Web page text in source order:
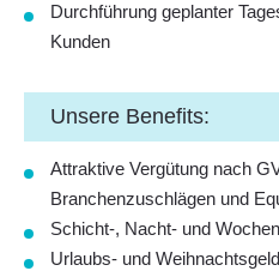
Durchführung geplanter
Kunden
Unsere Benefits:
Attraktive Vergütung nach
Branchenzuschlägen und
Schicht-, Nacht- und
Urlaubs- und Weihnachtsgeld